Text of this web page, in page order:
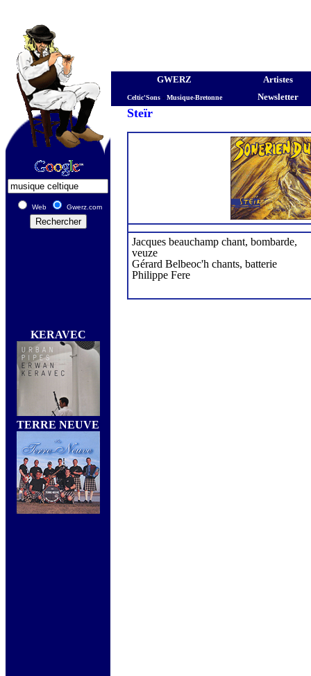
GWERZ Artistes
Celtic'Sons- Musique-Bretonne Newsletter
Web Gwerz.com
KERAVEC
TERRE NEUVE
Steïr
Jacques beauchamp chant, bombarde,
veuze
Gérard Belbeoc'h chants, batterie
Philippe Fere